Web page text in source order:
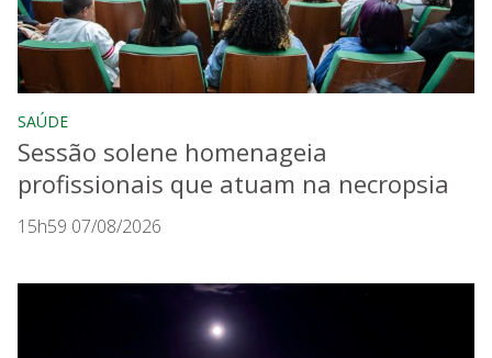
SAÚDE
Sessão solene homenageia
profissionais que atuam na necropsia
15h59 07/08/2026